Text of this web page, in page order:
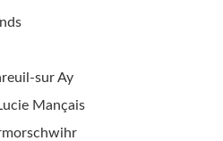
sur Ay
Mançais